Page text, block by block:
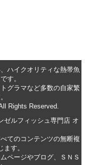
ハイクオリティな熱帯魚
す。
グラマなど多数の自家繁
Rights Reserved.
ゼルフィッシュ専門店 オ
てのコンテンツの無断複
す。
ページやブログ、ＳＮＳ